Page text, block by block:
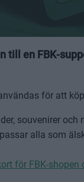
till en
för att
souvenirer
alla som
för FBK-shopen